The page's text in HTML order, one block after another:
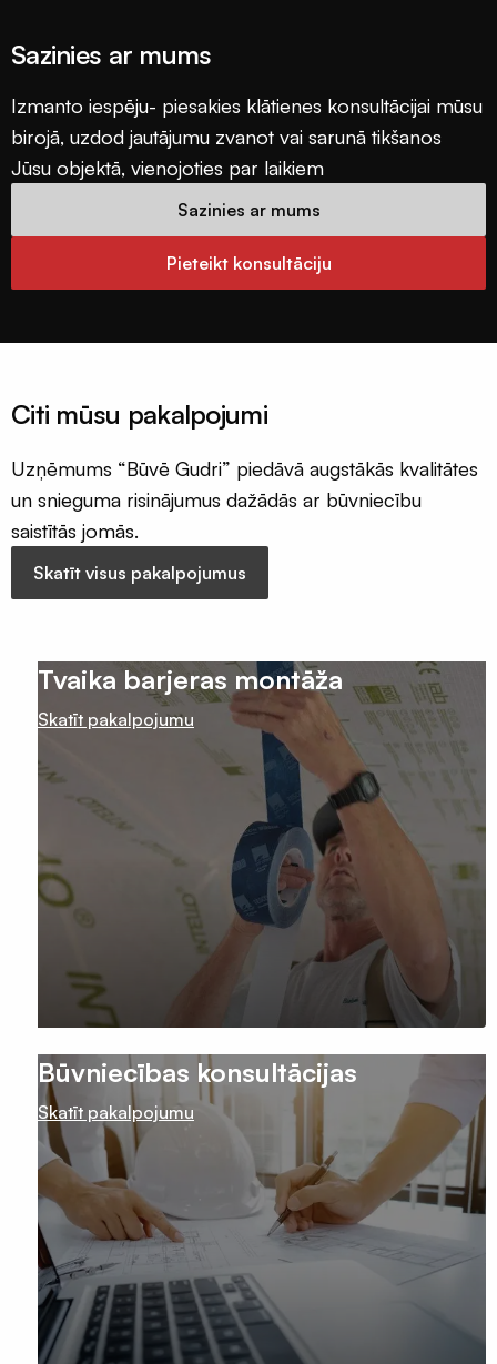
Sazinies ar mums
Izmanto iespēju- piesakies klātienes konsultācijai mūsu
birojā, uzdod jautājumu zvanot vai sarunā tikšanos
Jūsu objektā, vienojoties par laikiem
Sazinies ar mums
Pieteikt konsultāciju
Citi mūsu pakalpojumi
Uzņēmums “Būvē Gudri” piedāvā augstākās kvalitātes
un snieguma risinājumus dažādās ar būvniecību
saistītās jomās.
Skatīt visus pakalpojumus
Tvaika barjeras montāža
Skatīt pakalpojumu
Būvniecības konsultācijas
Skatīt pakalpojumu